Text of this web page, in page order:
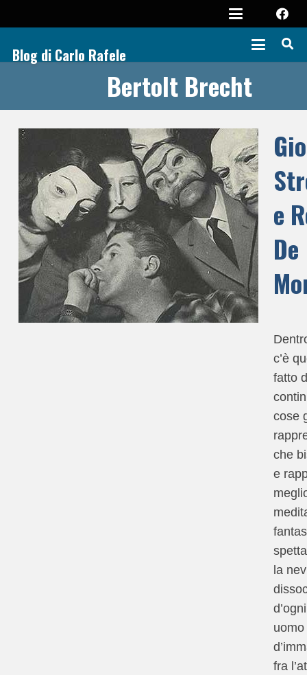
Blog di Carlo Rafele
Bertolt Brecht
e
De
c’è
fatto
cose
che
e
la
uomo
fra